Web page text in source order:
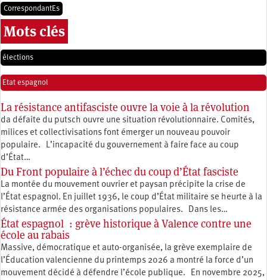
CorrespondantEs
Mots clés
élections
Etat espagnol
La résistance antifasciste ouvre la voie à la révolution
da défaite du putsch ouvre une situation révolutionnaire. Comités,
milices et collectivisations font émerger un nouveau pouvoir
populaire. L’incapacité du gouvernement à faire face au coup
d’État…
Du Front populaire à l’échec du coup d’État fasciste
La montée du mouvement ouvrier et paysan précipite la crise de
l’État espagnol. En juillet 1936, le coup d’État militaire se heurte à la
résistance armée des organisations populaires. Dans les…
État espagnol : grève historique à Valence contre une
école au rabais
Massive, démocratique et auto-organisée, la grève exemplaire de
l’Éducation valencienne du printemps 2026 a montré la force d’un
mouvement décidé à défendre l’école publique. En novembre 2025,